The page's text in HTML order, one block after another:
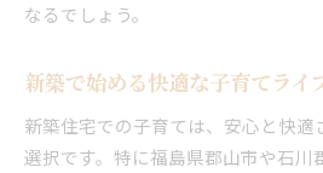
なるでしょう。
新築で始める快適な子育てライ
新築住宅での子育ては、安心と快適
選択です。特に福島県郡山市や石川